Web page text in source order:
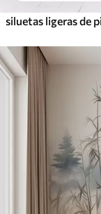
siluetas ligeras de